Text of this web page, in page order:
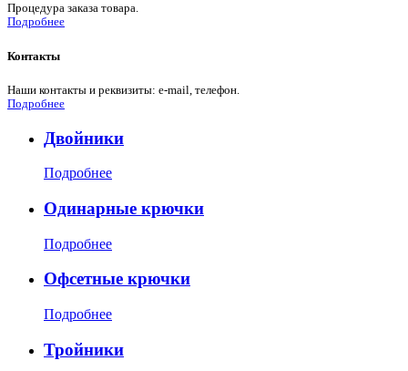
Процедура заказа товара.
Подробнее
Контакты
Наши контакты и реквизиты: e-mail, телефон.
Подробнее
Двойники
Подробнее
Одинарные крючки
Подробнее
Офсетные крючки
Подробнее
Тройники